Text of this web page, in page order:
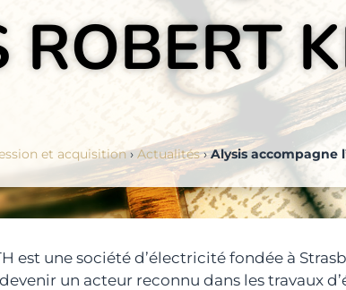
ROBERT
et acquisition›Actualités›Alysis accompagne
est une société d’électricité fondée à
un acteur reconnu dans les travaux